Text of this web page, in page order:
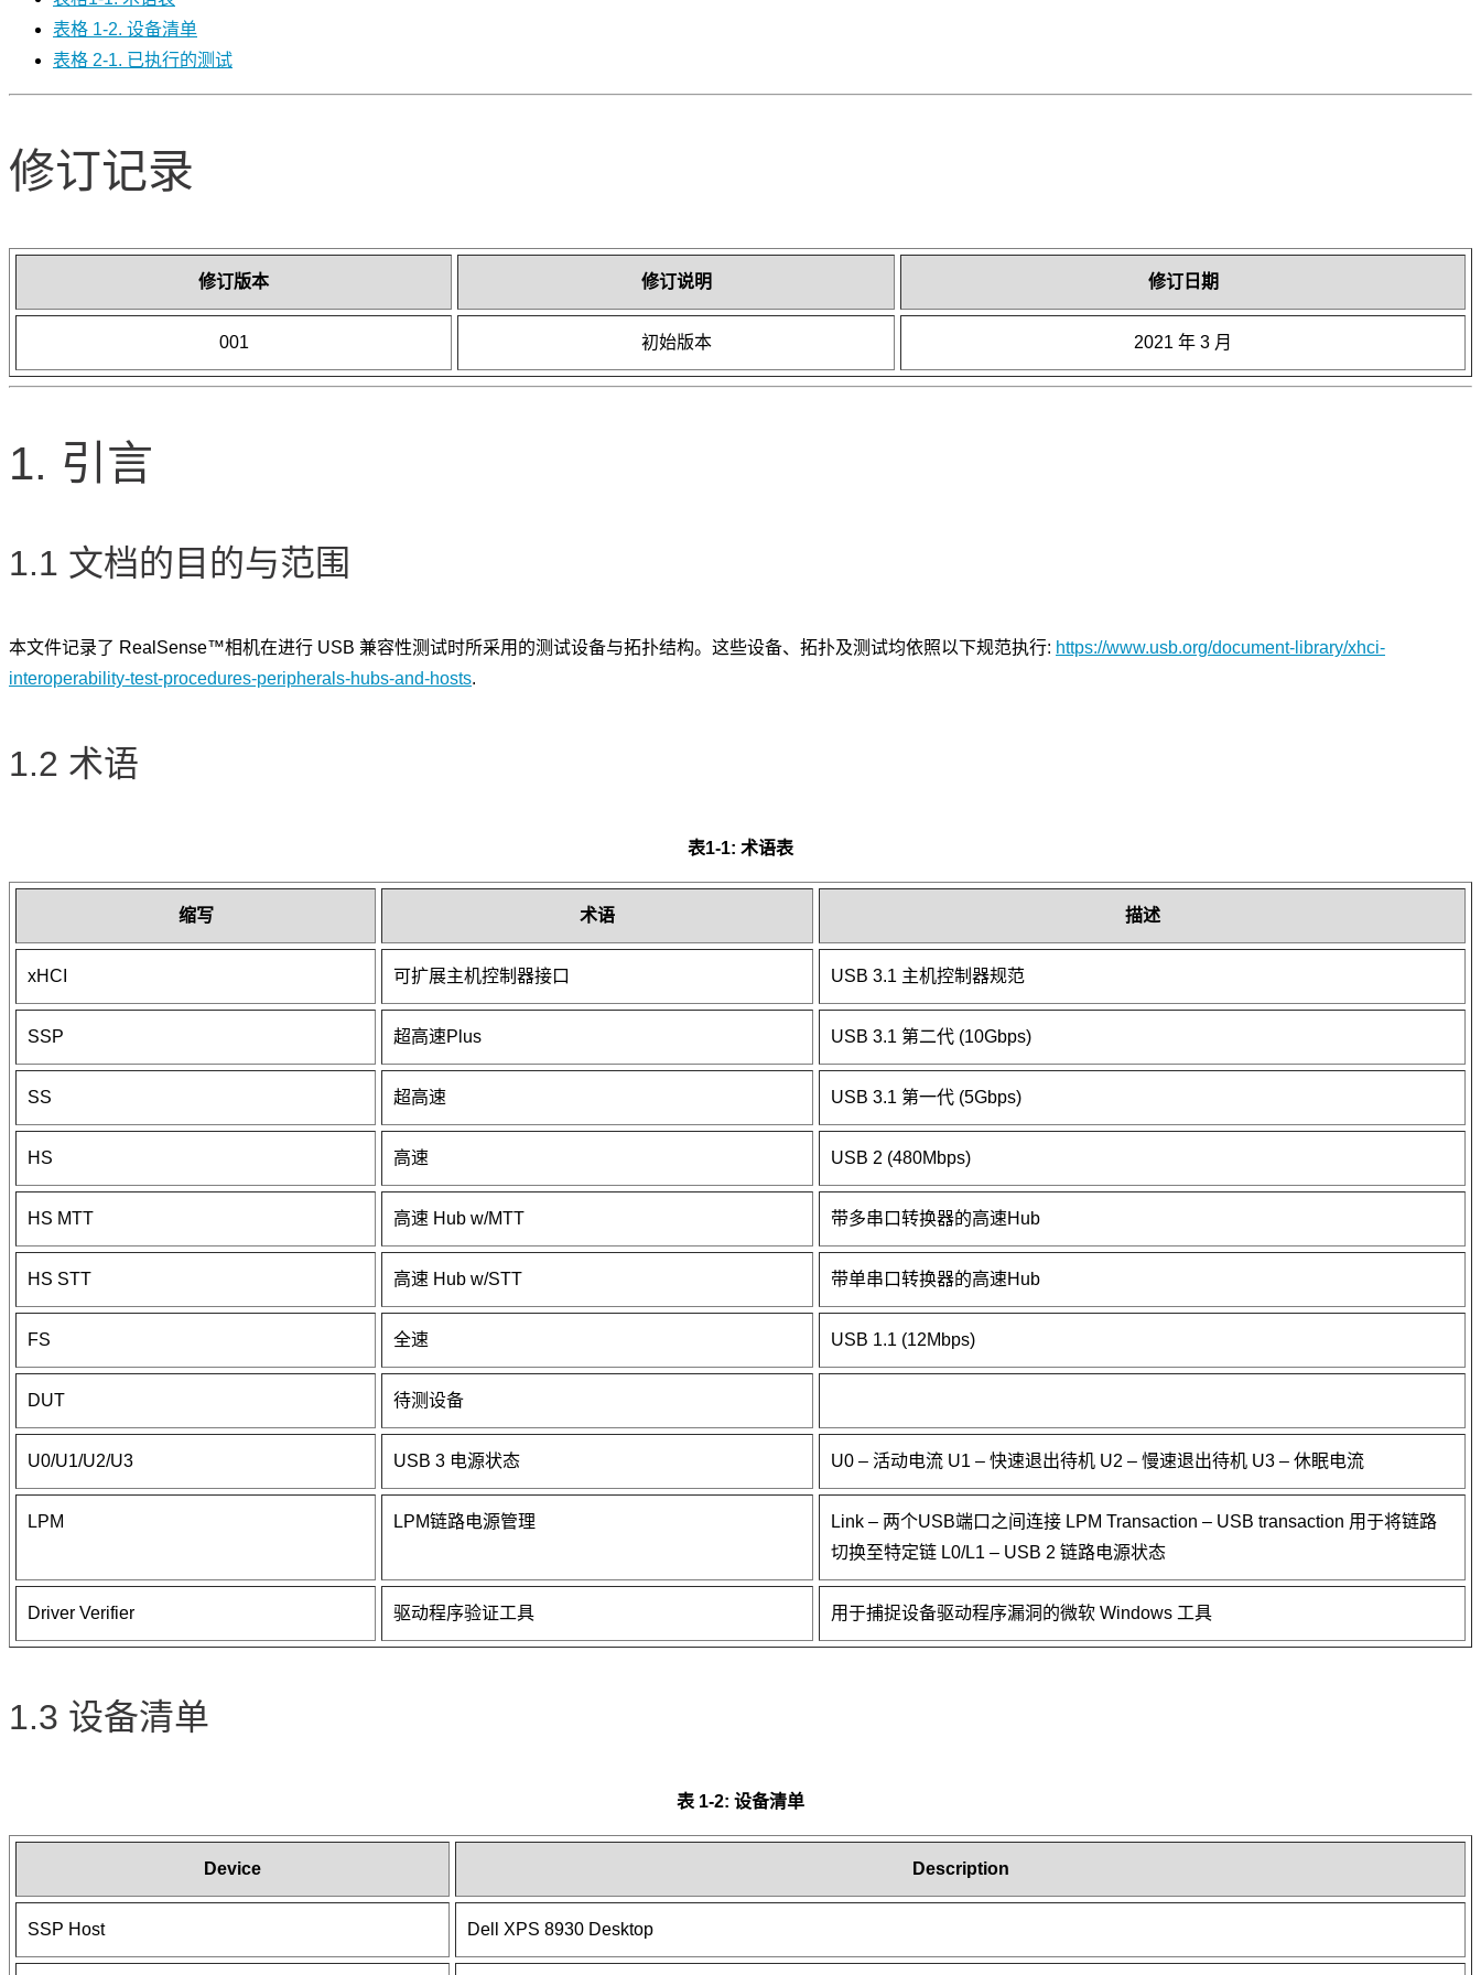
表格 1-2. 设备清单
表格 2-1. 已执行的测试
修订记录
修订版本 修订说明 修订日期
001 初始版本 2021 年 3 月
1. 引言
1.1 文档的目的与范围
本文件记录了 RealSense™相机在进行 USB 兼容性测试时所采用的测试设备与拓扑结构。这些设备、拓扑及测试均依照以下规范执行: https://www.usb.org/document-library/xhci-
interoperability-test-procedures-peripherals-hubs-and-hosts.
1.2 术语
表1-1: 术语表
缩写 术语 描述
xHCI 可扩展主机控制器接口 USB 3.1 主机控制器规范
SSP 超高速Plus USB 3.1 第二代 (10Gbps)
SS 超高速 USB 3.1 第一代 (5Gbps)
HS 高速 USB 2 (480Mbps)
HS MTT 高速 Hub w/MTT 带多串口转换器的高速Hub
HS STT 高速 Hub w/STT 带单串口转换器的高速Hub
FS 全速 USB 1.1 (12Mbps)
DUT 待测设备
U0/U1/U2/U3 USB 3 电源状态 U0 – 活动电流 U1 – 快速退出待机 U2 – 慢速退出待机 U3 – 休眠电流
LPM LPM链路电源管理
Link – 两个USB端口之间连接 LPM Transaction – USB transaction 用于将链路
切换至特定链 L0/L1 – USB 2 链路电源状态
Driver Verifier 驱动程序验证工具 用于捕捉设备驱动程序漏洞的微软 Windows 工具
1.3 设备清单
表 1-2: 设备清单
Device Description
SSP Host Dell XPS 8930 Desktop